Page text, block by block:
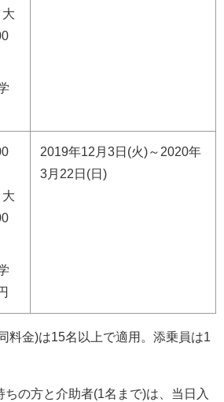
2019年12月3日(火)～2020年
3月22日(日)
料金)は15名以上で適用。添乗員は1
の方と介助者(1名まで)は、当日入